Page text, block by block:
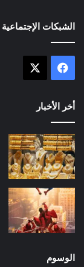
الشبكات الإجتماعية
فيسبوك
أخر الأخبار
الوسوم